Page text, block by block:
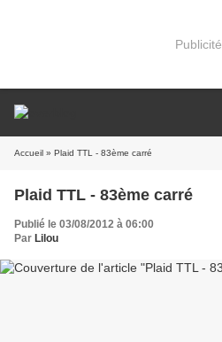
Publicité
Accueil » Plaid TTL - 83ème carré
Plaid TTL - 83ème carré
Publié le 03/08/2012 à 06:00
Par Lilou